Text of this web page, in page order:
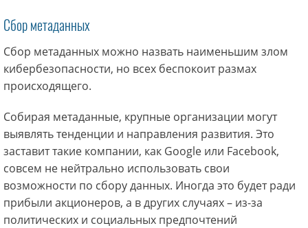
Сбор метаданных
Сбор метаданных можно назвать наименьшим злом
кибербезопасности, но всех беспокоит размах
происходящего.
Собирая метаданные, крупные организации могут
выявлять тенденции и направления развития. Это
заставит такие компании, как Google или Facebook,
совсем не нейтрально использовать свои
возможности по сбору данных. Иногда это будет ради
прибыли акционеров, а в других случаях – из-за
политических и социальных предпочтений